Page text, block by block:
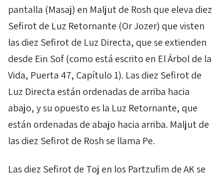
pantalla (Masaj) en Maljutde Rosh que eleva diez
Sefirotde Luz Retornante (OrJozer) que visten
las diez Sefirotde Luz Directa, que se extienden
desde Ein Sof(como está escrito en El Árbol de la
Vida, Puerta 47, Capítulo 1). Las diez Sefirotde
Luz Directa están ordenadas de arriba hacia
abajo, y su opuesto es la Luz Retornante, que
están ordenadas de abajo hacia arriba. Maljutde
las diez Sefirotde Roshse llama Pe.
Las diez Sefirotde Toj en los Partzufim deAKse